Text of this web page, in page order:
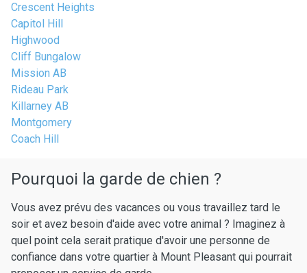
Crescent Heights
Capitol Hill
Highwood
Cliff Bungalow
Mission AB
Rideau Park
Killarney AB
Montgomery
Coach Hill
Pourquoi la garde de chien ?
Vous avez prévu des vacances ou vous travaillez tard le
soir et avez besoin d'aide avec votre animal ? Imaginez à
quel point cela serait pratique d'avoir une personne de
confiance dans votre quartier à Mount Pleasant qui pourrait